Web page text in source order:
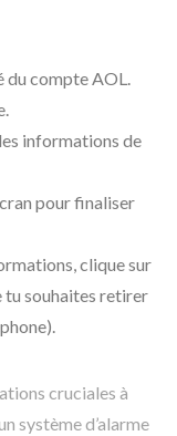
du compte AOL.
informations de
pour finaliser
clique sur
tu souhaites retirer
cruciales à
système d’alarme